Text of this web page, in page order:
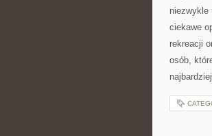
niezwykle
ciekawe
rekreacji
osób,